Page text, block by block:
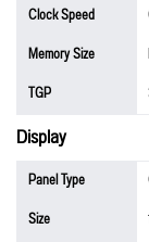
Clock Speed
Memory Size
TGP
Display
Panel Type
Size